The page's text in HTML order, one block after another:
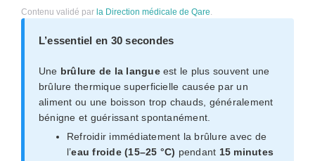
Contenu validé par la Direction médicale de Qare.
L’essentiel en 30 secondes
Une brûlure de la langueest le plus souvent une
brûlure thermique superficielle causée par un
aliment ou une boisson trop chauds, généralement
bénigne et guérissant spontanément.
Refroidir immédiatement la brûlure avec de
l’eau froide (15–25 °C) pendant 15 minutes